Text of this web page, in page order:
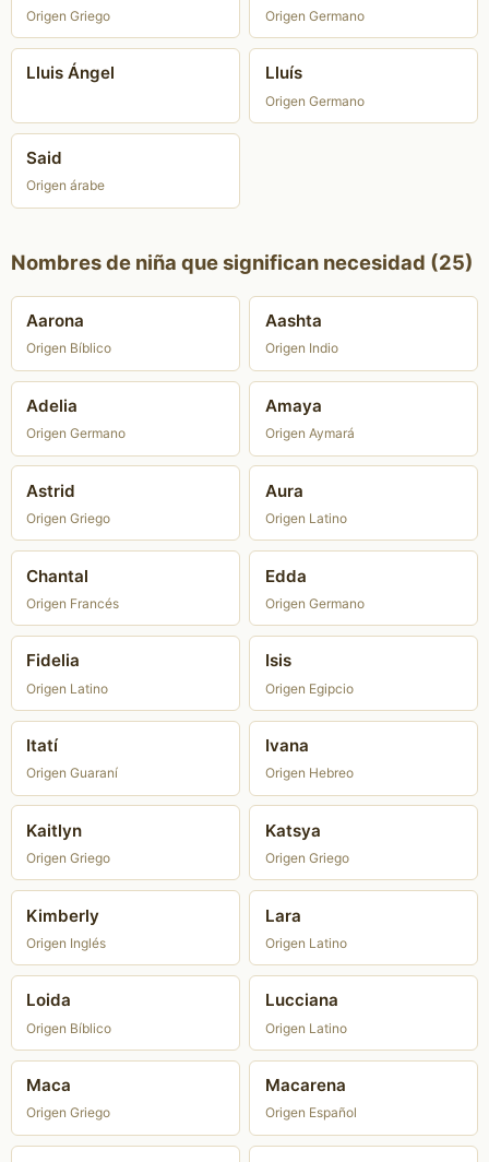
Origen Griego Origen Germano
Lluis Ángel Lluís
Origen Germano
Said
Origen árabe
Nombres de niña que significan necesidad (25)
Aarona
Origen Bíblico
Aashta
Origen Indio
Adelia
Origen Germano
Amaya
Origen Aymará
Astrid
Origen Griego
Aura
Origen Latino
Chantal
Origen Francés
Edda
Origen Germano
Fidelia
Origen Latino
Isis
Origen Egipcio
Itatí
Origen Guaraní
Ivana
Origen Hebreo
Kaitlyn
Origen Griego
Katsya
Origen Griego
Kimberly
Origen Inglés
Lara
Origen Latino
Loida
Origen Bíblico
Lucciana
Origen Latino
Maca
Origen Griego
Macarena
Origen Español